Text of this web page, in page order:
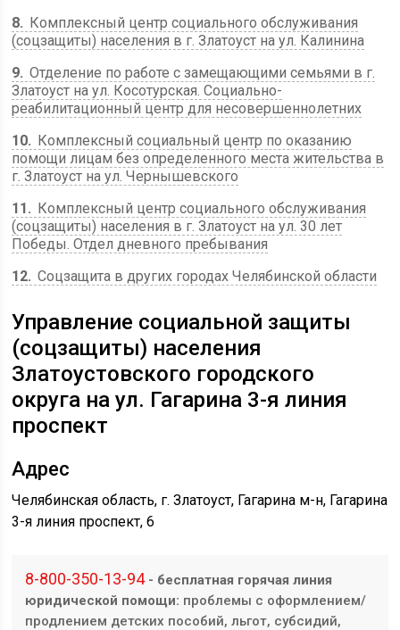
8
Комплексный центр социального обслуживания
(соцзащиты) населения в г. Златоуст на ул. ​​Калинина
9 Отделение по работе с замещающими семьями в г.
Златоуст на ул. ​​​Косотурская. Социально-
реабилитационный центр для несовершеннолетних
10
Комплексный социальный центр по оказанию
помощи лицам без определенного места жительства в
г. Златоуст на ул. ​​​​Чернышевского
11
Комплексный центр социального обслуживания
(соцзащиты) населения в г. Златоуст на ул. ​​​​​30 лет
Победы. Отдел дневного пребывания
12 Соцзащита в других городах Челябинской области
Управление социальной защиты
(соцзащиты) населения
Златоустовского городского
округа на ул. ​Гагарина 3-я линия
проспект
Адрес
Челябинская область, г. Златоуст, Гагарина м-н, ​​Гагарина
3-я линия проспект, 6
8-800-350-13-94- бесплатная горячая линия
юридической помощи: проблемы с оформлением/
продлением детских пособий, льгот, субсидий,